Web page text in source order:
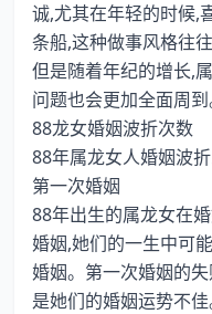
诚,尤其在年轻的时候,
条船,这种做事风格往
但是随着年纪的增长,
问题也会更加全面周到
88龙女婚姻波折次数
88年属龙女人婚姻波
第一次婚姻
88年出生的属龙女在
婚姻,她们的一生中可
婚姻。第一次婚姻的
是她们的婚姻运势不